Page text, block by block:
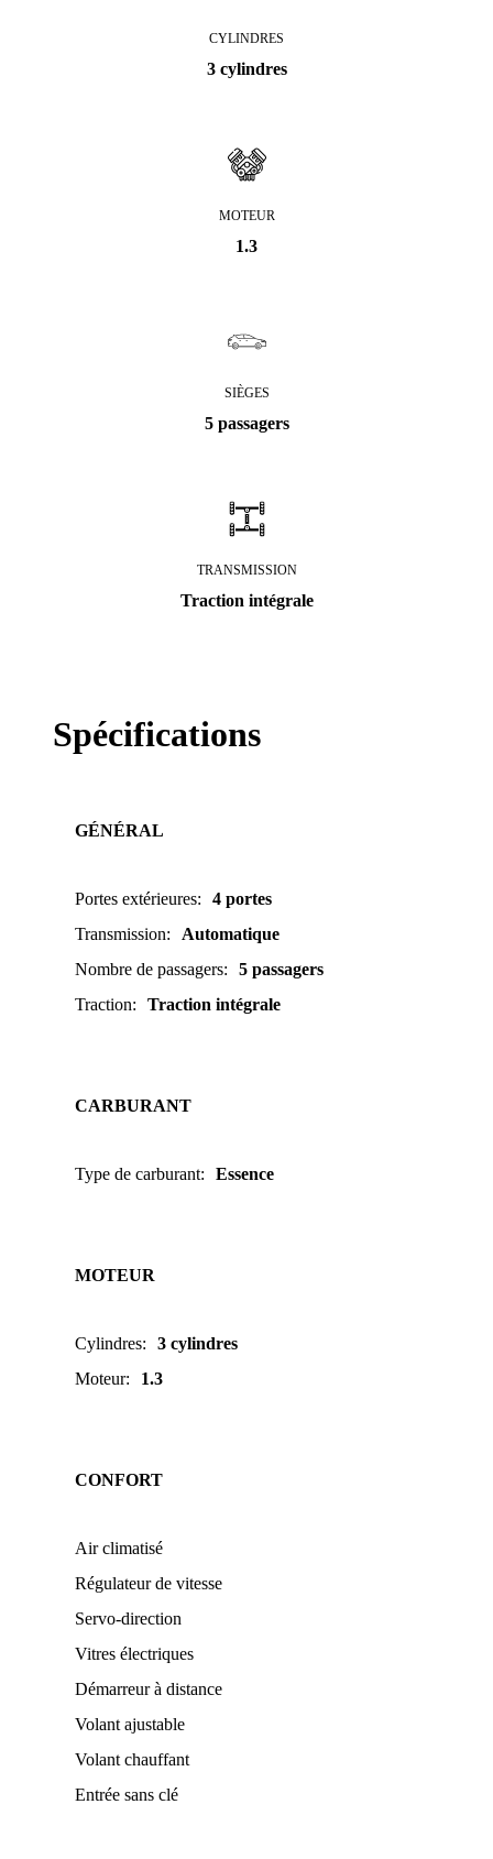
CYLINDRES
3 cylindres
MOTEUR
1.3
SIÈGES
5 passagers
TRANSMISSION
Traction intégrale
Spécifications
GÉNÉRAL
Portes extérieures:
4 portes
Transmission:
Automatique
Nombre de passagers:
5 passagers
Traction: Traction intégrale
CARBURANT
Type de carburant: Essence
MOTEUR
Cylindres:
3 cylindres
Moteur: 1.3
CONFORT
Air climatisé
Régulateur de vitesse
Servo-direction
Vitres électriques
Démarreur à distance
Volant ajustable
Volant chauffant
Entrée sans clé